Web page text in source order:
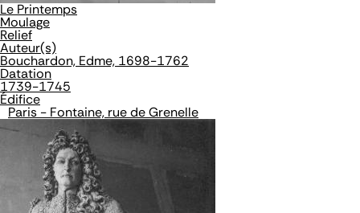
Le Printemps
Moulage
Relief
Auteur(s)
Bouchardon, Edme, 1698-1762
Datation
1739-1745
Édifice
Paris - Fontaine, rue de Grenelle